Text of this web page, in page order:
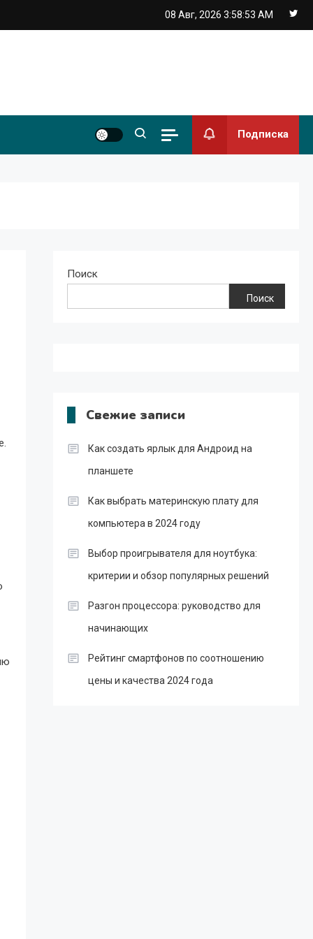
08 Авг, 2026 3:58:54 AM
Подписка
Поиск
Поиск
Свежие записи
Как создать ярлык для Андроид на
планшете
Как выбрать материнскую плату для
компьютера в 2024 году
Выбор проигрывателя для ноутбука:
критерии и обзор популярных решений
Разгон процессора: руководство для
начинающих
Рейтинг смартфонов по соотношению
цены и качества 2024 года